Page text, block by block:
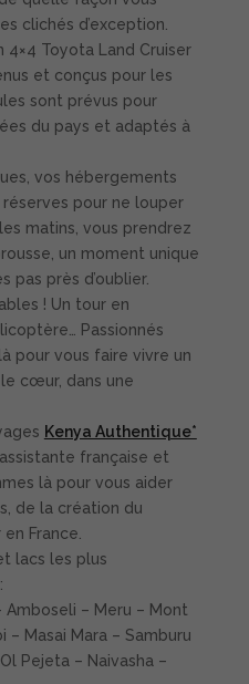
clichés d’exception.
4×4 Toyota Land Cruiser
et conçus pour les
sont prévus pour
du pays et adaptés à
vos hébergements
pour ne louper
matins, vous prendrez
un moment unique
pas près d’oublier.
! Un tour en
Passionnés
pour vous faire vivre un
cœur, dans une
Kenya Authentique*
française et
là pour vous aider
de la création du
France.
lacs les plus
Amboseli – Meru – Mont
– Masai Mara – Samburu
Pejeta – Naivasha –